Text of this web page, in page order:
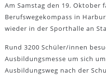
Am Samstag den 19. Oktober
Berufswegekompass in
wieder in der Sporthalle an
Rund 3200 Schüler/innen
Ausbildungsmesse um sich
Ausbildungsweg nach der